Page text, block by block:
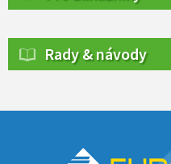
Rady & návody